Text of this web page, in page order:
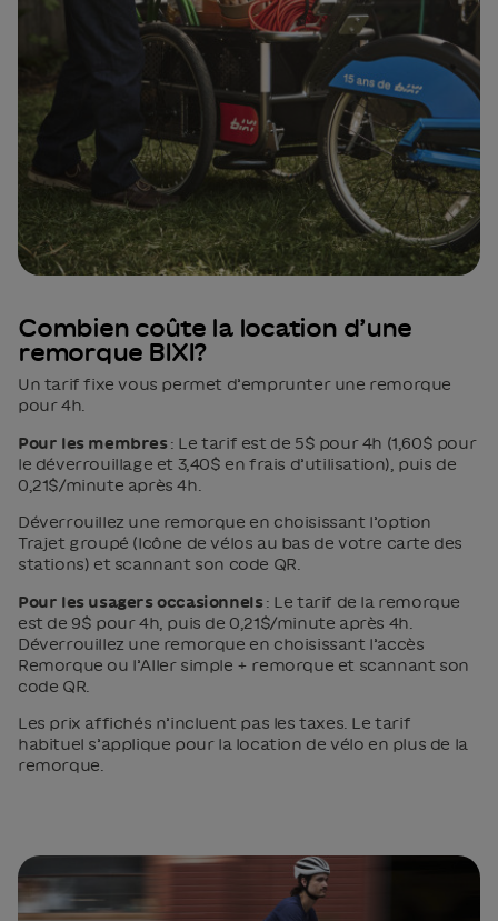
Combien coûte la location d’une
remorque BIXI?
Un tarif fixe vous permet d’emprunter une remorque
pour 4h.
Pour les membres: Le tarif est de 5$ pour 4h (1,60$ pour
le déverrouillage et 3,40$ en frais d’utilisation), puis de
0,21$/minute après 4h.
Déverrouillez une remorque en choisissant l’option
Trajet groupé (Icône de vélos au bas de votre carte des
stations) et scannant son code QR.
Pour les usagers occasionnels: Le tarif de la remorque
est de 9$ pour 4h, puis de 0,21$/minute après 4h.
Déverrouillez une remorque en choisissant l’accès
Remorque ou l’Aller simple + remorque et scannant son
code QR.
Les prix affichés n’incluent pas les taxes. Le tarif
habituel s’applique pour la location de vélo en plus de la
remorque.